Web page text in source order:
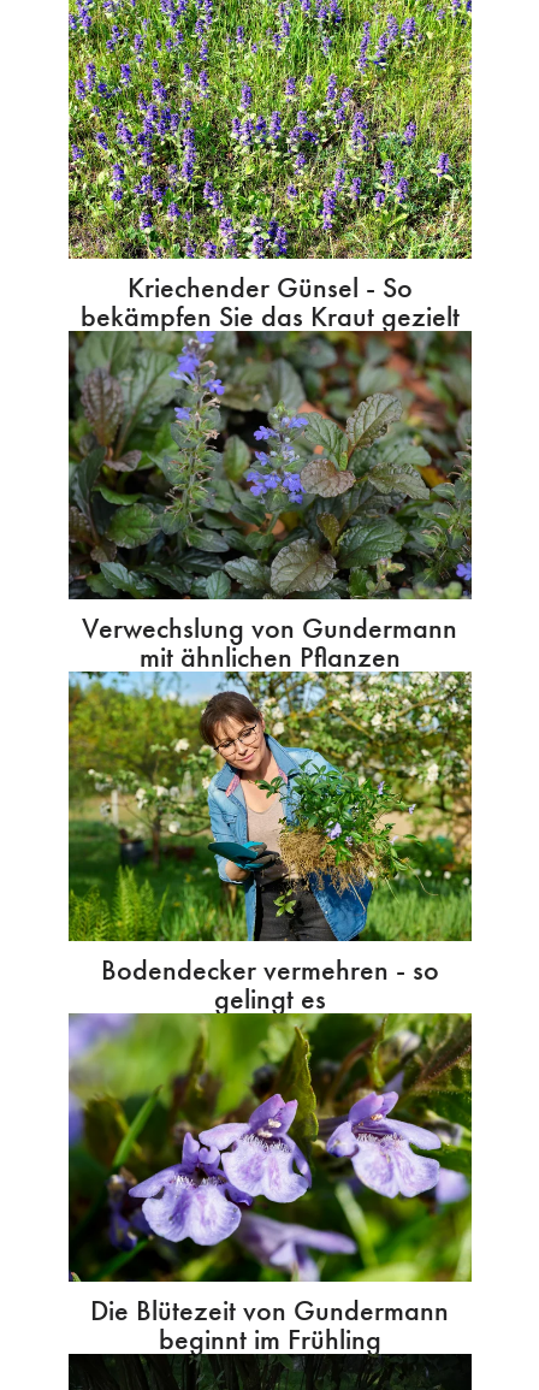
Kriechender Günsel - So
bekämpfen Sie das Kraut gezielt
Verwechslung von Gundermann
mit ähnlichen Pflanzen
Bodendecker vermehren - so
gelingt es
Die Blütezeit von Gundermann
beginnt im Frühling